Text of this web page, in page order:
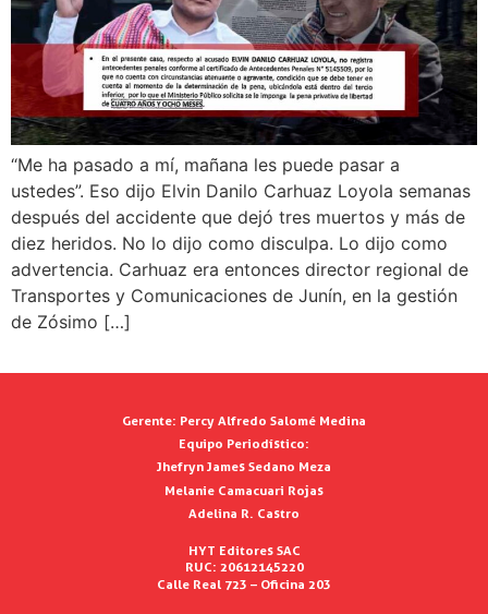
“Me ha pasado a mí, mañana les puede pasar a
ustedes”. Eso dijo Elvin Danilo Carhuaz Loyola semanas
después del accidente que dejó tres muertos y más de
diez heridos. No lo dijo como disculpa. Lo dijo como
advertencia. Carhuaz era entonces director regional de
Transportes y Comunicaciones de Junín, en la gestión
de Zósimo […]
Gerente: Percy Alfredo Salomé Medina
Equipo Periodístico:
Jhefryn James Sedano Meza
Melanie Camacuari Rojas
Adelina R. Castro
HYT Editores SAC
RUC: 20612145220
Calle Real 723 – Oficina 203